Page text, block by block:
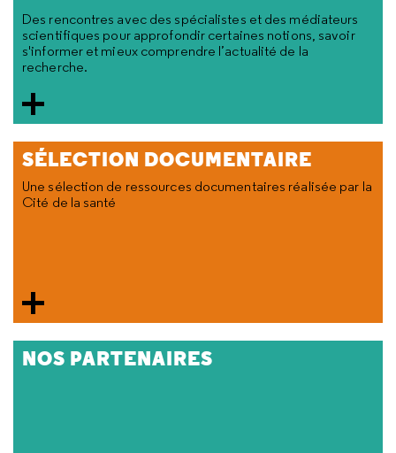
Des rencontres avec des spécialistes et des médiateurs
scientifiques pour approfondir certaines notions, savoir
s'informer et mieux comprendre l’actualité de la
recherche.
SÉLECTION DOCUMENTAIRE
Une sélection de ressources documentaires réalisée par la
Cité de la santé
NOS PARTENAIRES